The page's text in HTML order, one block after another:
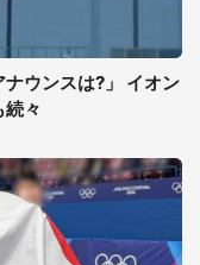
ナウンスは?」 イオン
々